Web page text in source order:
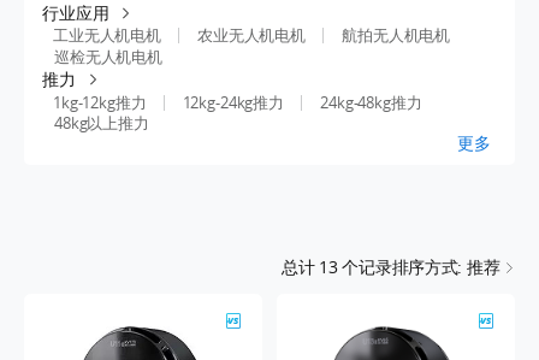
行业应用
工业无人机电机 农业无人机电机
航拍无人机电机
巡检无人机电机
推力
1kg-12kg推力 12kg-24kg推力
24kg-48kg推力
48kg以上推力
更多
总计 13个记录排序方式: 推荐